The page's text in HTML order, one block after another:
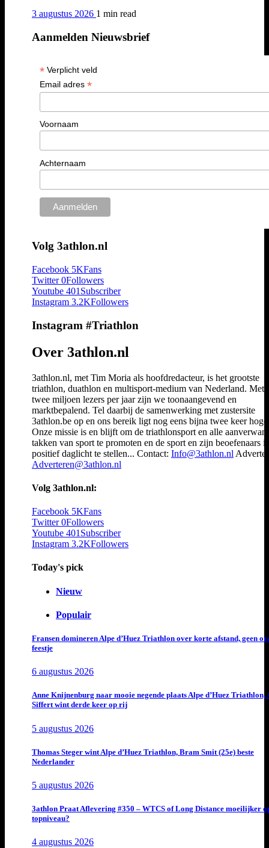
3 augustus 2026 1 min read
Aanmelden Nieuwsbrief
*Verplicht veld
Email adres *
Voornaam
Achternaam
Volg 3athlon.nl
Facebook 5KFans
Twitter 0Followers
Youtube 401 Subscriber
Instagram 3.2KFollowers
Instagram #Triathlon
Over 3athlon.nl
3athlon.nl, met Tim Moria als hoofdredacteur, is het grootste
triathlon, duathlon en multisport-medium van Nederland. Met
twee miljoen lezers per jaar zijn we toonaangevend en
marktbepalend. Tel daarbij de samenwerking met zustersite
3athlon.be op en ons bereik ligt nog eens bijna twee keer
Onze missie is en blijft om de triathlonsport en alle
takken van sport te promoten en de sport en zijn beoefenaars
positief daglicht te stellen... Contact: Info@3athlon.nl
Adverteren@3athlon.nl
Volg 3athlon.nl:
Facebook 5KFans
Twitter 0Followers
Youtube 401 Subscriber
Instagram 3.2KFollowers
Today's pick
Nieuw
Populair
Fransen domineren Alpe d’Huez Triathlon over korte afstand, geen
feestje
6 augustus 2026
Anne Knijnenburg naar mooie negende plaats Alpe d’Huez Triathlon,
Siffert wint derde keer op rij
5 augustus 2026
Thomas Steger wint Alpe d’Huez Triathlon, Bram Smit (25e) beste
Nederlander
5 augustus 2026
3athlon Praat Aflevering #350 – WTCS of Long Distance moeilijker
topniveau?
4 augustus 2026